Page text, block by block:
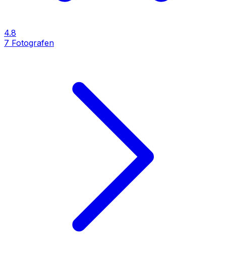
4.8
7 Fotografen